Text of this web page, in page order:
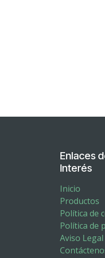
Enlaces
Interés
Inicio
Productos
Política de
Política de
Aviso Legal